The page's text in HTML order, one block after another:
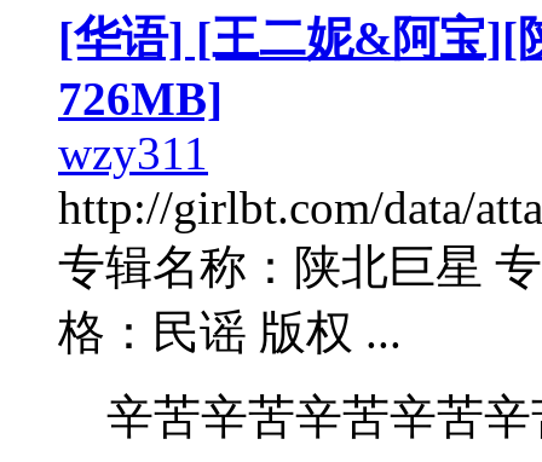
[华语] [王二妮&阿宝][
726MB]
wzy311
http://girlbt.com/data/
专辑名称：陕北巨星
格：民谣 版权 ...
辛苦辛苦辛苦辛苦